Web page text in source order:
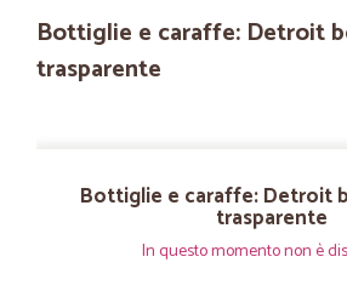
Bottiglie e caraffe: Detroit
trasparente
Bottiglie e caraffe: Detroit
trasparente
In questo momento non è